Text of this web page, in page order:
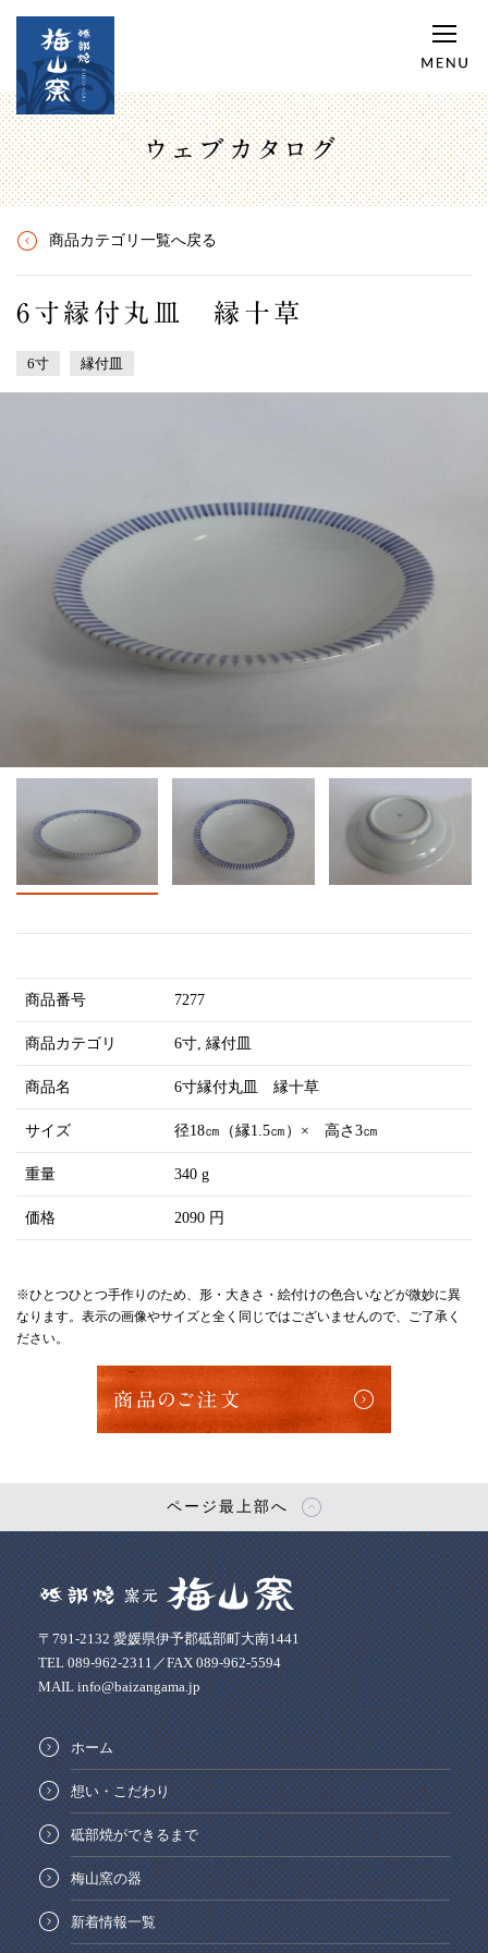
ウェブカタログ
商品カテゴリ一覧へ戻る
6寸縁付丸皿 縁十草
6寸 縁付皿
商品番号 7277
商品カテゴリ 6寸 縁付皿
商品名 6寸縁付丸皿 縁十草
サイズ 径18㎝（縁1.5㎝）× 高さ3㎝
重量 340 g
価格 2090 円
※ひとつひとつ手作りのため、形・大きさ・絵付けの色合いなどが微妙に異
なります。表示の画像やサイズと全く同じではございませんので、ご了承く
ださい。
商品のご注文
ページ最上部へ
〒791-2132 愛媛県伊予郡砥部町大南1441
TEL 089-962-2311／FAX 089-962-5594
MAIL info@baizangama.jp
ホーム
想い・こだわり
砥部焼ができるまで
梅山窯の器
新着情報一覧